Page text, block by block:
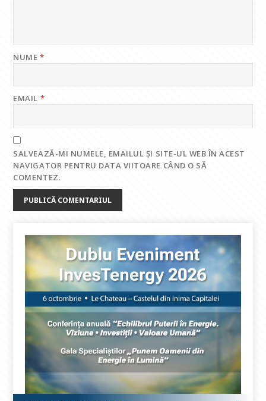
NUME*
EMAIL *
SALVEAZĂ-MI NUMELE, EMAILUL ȘI SITE-UL WEB ÎN ACEST
NAVIGATOR PENTRU DATA VIITOARE CÂND O SĂ
COMENTEZ.